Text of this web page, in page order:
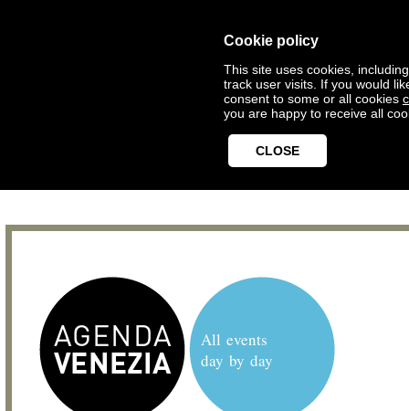
Cookie policy
This site uses cookies,
track user visits. If you would
consent to some or all cookies
you are happy to receive all
CLOSE
All events
day by day